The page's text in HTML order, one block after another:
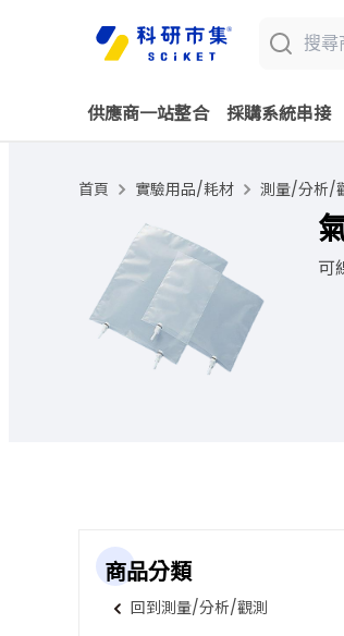
供應商一站整合 採購系統串接
首頁 實驗用品/耗材 測量/分析/
可
商品分類
回到測量/分析/觀測